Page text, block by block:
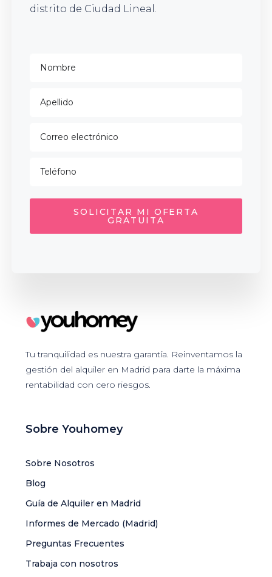
distrito de Ciudad Lineal.
SOLICITAR MI OFERTA
GRATUITA
Tu tranquilidad es nuestra garantía. Reinventamos la
gestión del alquiler en Madrid para darte la máxima
rentabilidad con cero riesgos.
Sobre Youhomey
Sobre Nosotros
Blog
Guía de Alquiler en Madrid
Informes de Mercado (Madrid)
Preguntas Frecuentes
Trabaja con nosotros